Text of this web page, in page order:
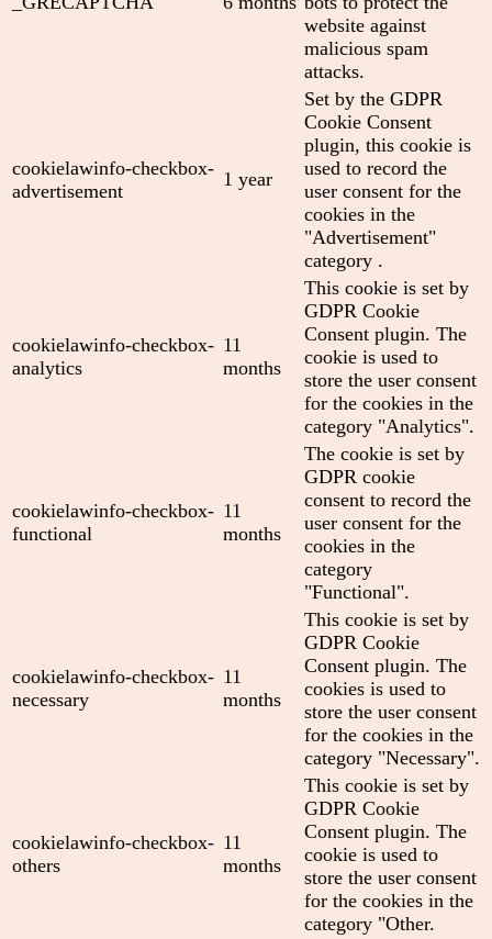
website against
malicious spam
attacks.
cookielawinfo-checkbox-
advertisement
1 year
Set by the GDPR
Cookie Consent
plugin, this cookie is
used to record the
user consent for the
cookies in the
"Advertisement"
category .
cookielawinfo-checkbox-
analytics
11
months
This cookie is set by
GDPR Cookie
Consent plugin. The
cookie is used to
store the user consent
for the cookies in the
category "Analytics".
cookielawinfo-checkbox-
functional
11
months
The cookie is set by
GDPR cookie
consent to record the
user consent for the
cookies in the
category
"Functional".
cookielawinfo-checkbox-
necessary
11
months
This cookie is set by
GDPR Cookie
Consent plugin. The
cookies is used to
store the user consent
for the cookies in the
category "Necessary".
cookielawinfo-checkbox-
others
11
months
This cookie is set by
GDPR Cookie
Consent plugin. The
cookie is used to
store the user consent
for the cookies in the
category "Other.